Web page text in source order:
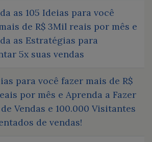
as 105 Ideias para você
de R$ 3Mil reais por mês e
as Estratégias para
5x suas vendas
para você fazer mais de R$
por mês e Aprenda a Fazer
Vendas e 100.000 Visitantes
de vendas!